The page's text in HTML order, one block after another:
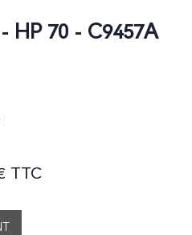
HP 70 - C9457A
TTC